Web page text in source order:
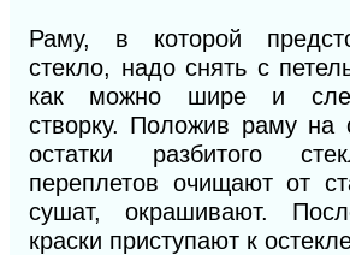
Раму, в которой
стекло, надо снять с
как можно шире и
створку. Положив раму на
остатки разбитого
переплетов очищают от
сушат, окрашивают.
краски приступают к